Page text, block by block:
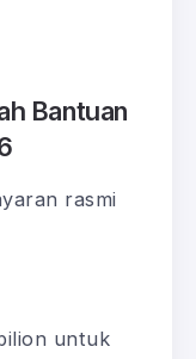
Bantuan
rasmi
untuk